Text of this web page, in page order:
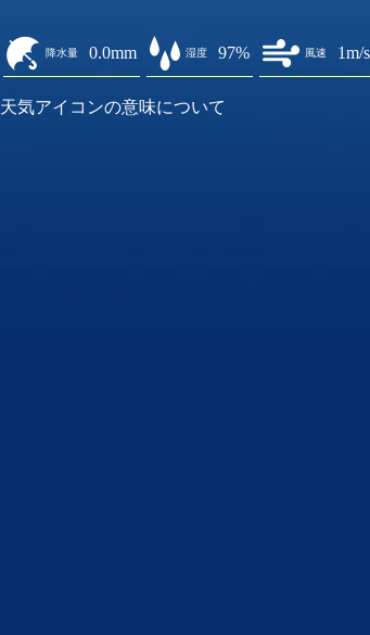
降水量 0.0mm 湿度 97% 風速 1m/s
天気アイコンの意味について